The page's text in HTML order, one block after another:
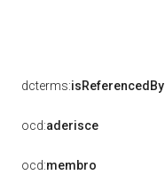
dcterms:isReferencedBy
ocd:aderisce
ocd:membro